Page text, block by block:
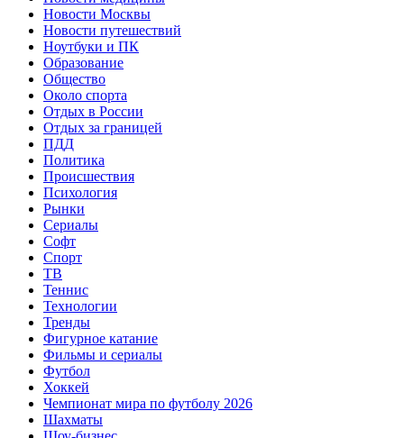
Новости Москвы
Новости путешествий
Ноутбуки и ПК
Образование
Общество
Около спорта
Отдых в России
Отдых за границей
ПДД
Политика
Происшествия
Психология
Рынки
Сериалы
Софт
Спорт
ТВ
Теннис
Технологии
Тренды
Фигурное катание
Фильмы и сериалы
Футбол
Хоккей
Чемпионат мира по футболу 2026
Шахматы